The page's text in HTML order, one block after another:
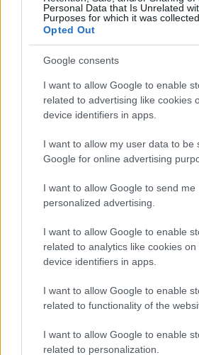
Personal Data that Is Unrelated
Purposes for which it was collected.
Opted Out
Google consents
I want to allow Google to enable
related to advertising like cookies
device identifiers in apps.
I want to allow my user data to be
Google for online advertising
I want to allow Google to send me
personalized advertising.
I want to allow Google to enable
related to analytics like cookies on
device identifiers in apps.
I want to allow Google to enable
related to functionality of the
I want to allow Google to enable
related to personalization.
Manaus: a dzsungel szívének
Mik alakítják a gondolkodásod?
torzítások